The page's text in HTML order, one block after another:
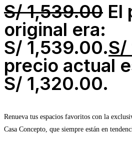
S/1,539.00 El
original era:
S/ 1,539.00.S/
precio actual
S/ 1,320.00.
Renueva tus espacios favoritos con la
Casa Concepto, que siempre están en